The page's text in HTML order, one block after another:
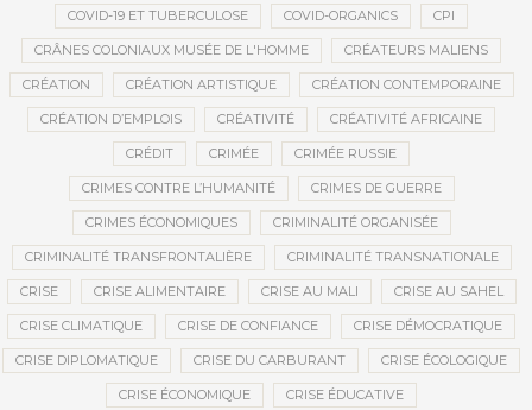
COVID-19 ET TUBERCULOSE COVID-ORGANICS CPI
CRÂNES COLONIAUX MUSÉE DE L'HOMME CRÉATEURS MALIENS
CRÉATION CRÉATION ARTISTIQUE CRÉATION CONTEMPORAINE
CRÉATION D’EMPLOIS CRÉATIVITÉ CRÉATIVITÉ AFRICAINE
CRÉDIT CRIMÉE CRIMÉE RUSSIE
CRIMES CONTRE L’HUMANITÉ CRIMES DE GUERRE
CRIMES ÉCONOMIQUES CRIMINALITÉ ORGANISÉE
CRIMINALITÉ TRANSFRONTALIÈRE CRIMINALITÉ TRANSNATIONALE
CRISE CRISE ALIMENTAIRE CRISE AU MALI CRISE AU SAHEL
CRISE CLIMATIQUE CRISE DE CONFIANCE CRISE DÉMOCRATIQUE
CRISE DIPLOMATIQUE CRISE DU CARBURANT CRISE ÉCOLOGIQUE
CRISE ÉCONOMIQUE CRISE ÉDUCATIVE